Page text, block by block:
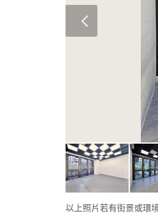
以上照片若有街景或環